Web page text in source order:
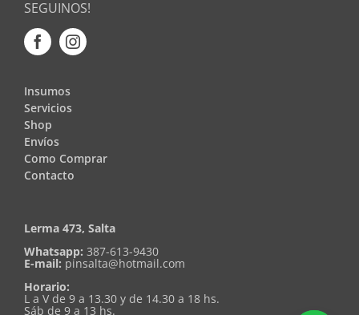
SEGUINOS!
Insumos
Servicios
Shop
Envíos
Como Comprar
Contacto
Lerma 473, Salta
Whatsapp: 387-613-9430
E-mail: pinsalta@hotmail.com
Horario:
L a V de 9 a 13.30 y de 14.30 a 18 hs.
Sáb de 9 a 13 hs.